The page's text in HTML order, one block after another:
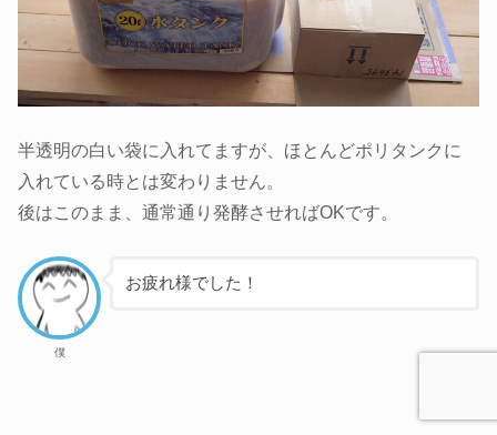
半透明の白い袋に入れてますが、ほとんどポリタンクに
入れている時とは変わりません。
後はこのまま、通常通り発酵させればOKです。
僕
お疲れ様でした！